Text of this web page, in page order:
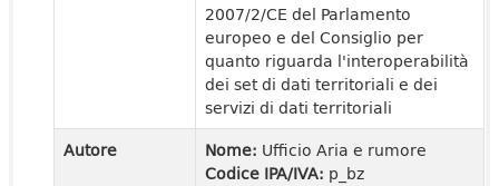
2007/2/CE del Parlamento
europeo e del Consiglio per
quanto riguarda l'interoperabilità
dei set di dati territoriali e dei
servizi di dati territoriali
Autore
Nome: Ufficio Aria e rumore
Codice IPA/IVA: p_bz